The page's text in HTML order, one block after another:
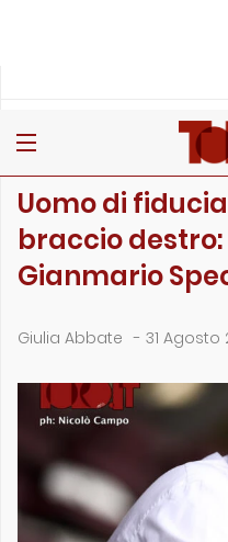
Uomo di
braccio destro:
Gianmario
Giulia Abbate - 31 Agosto